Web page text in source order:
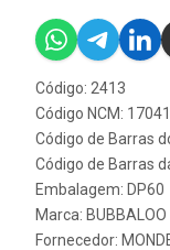
Código: 2413
Código NCM:
Código de Barras
Código de Barras
Embalagem: DP60
Marca: BUBBALOO
Fornecedor: